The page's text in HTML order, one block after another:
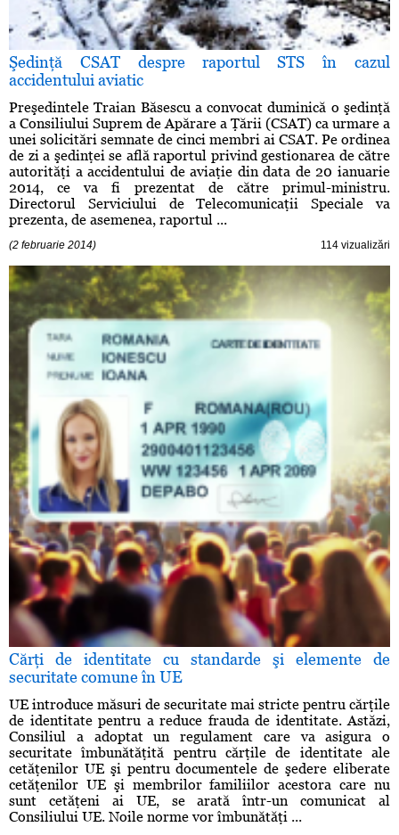
Şedinţă CSAT despre raportul STS în cazul
accidentului aviatic
Preşedintele Traian Băsescu a convocat duminică o şedinţă
a Consiliului Suprem de Apărare a Ţării (CSAT) ca urmare a
unei solicitări semnate de cinci membri ai CSAT. Pe ordinea
de zi a şedinţei se află raportul privind gestionarea de către
autorităţi a accidentului de aviaţie din data de 20 ianuarie
2014, ce va fi prezentat de către primul-ministru.
Directorul Serviciului de Telecomunicaţii Speciale va
prezenta, de asemenea, raportul ...
(2 februarie 2014) 114 vizualizări
Cărţi de identitate cu standarde şi elemente de
securitate comune în UE
UE introduce măsuri de securitate mai stricte pentru cărţile
de identitate pentru a reduce frauda de identitate. Astăzi,
Consiliul a adoptat un regulament care va asigura o
securitate îmbunătăţită pentru cărţile de identitate ale
cetăţenilor UE şi pentru documentele de şedere eliberate
cetăţenilor UE şi membrilor familiilor acestora care nu
sunt cetăţeni ai UE, se arată într-un comunicat al
Consiliului UE. Noile norme vor îmbunătăţi ...